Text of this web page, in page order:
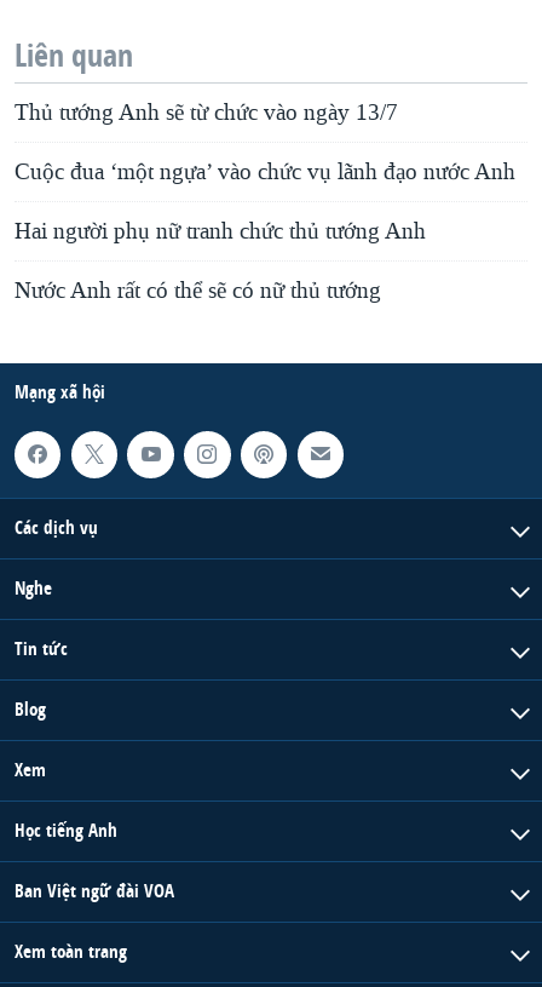
Liên quan
Thủ tướng Anh sẽ từ chức vào ngày 13/7
Cuộc đua ‘một ngựa’ vào chức vụ lãnh đạo nước Anh
Hai người phụ nữ tranh chức thủ tướng Anh
Nước Anh rất có thể sẽ có nữ thủ tướng
Mạng xã hội
Các dịch vụ
Nghe
Tin tức
Blog
Xem
Học tiếng Anh
Ban Việt ngữ đài VOA
Xem toàn trang